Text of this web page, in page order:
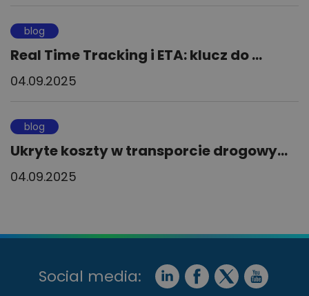
blog
Real Time Tracking i ETA: klucz do ...
04.09.2025
blog
Ukryte koszty w transporcie drogowy...
04.09.2025
Social media: